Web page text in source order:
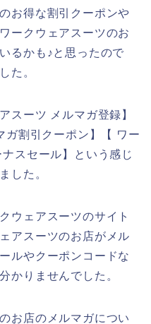
お得な割引クーポンや
ークウェアスーツのお
るかも♪と思ったので
た。
スーツ メルマガ登録】
ガ割引クーポン】【 ワー
スセール】という感じ
した。
ウェアスーツのサイト
アスーツのお店がメル
ルやクーポンコードな
かりませんでした。
お店のメルマガについ